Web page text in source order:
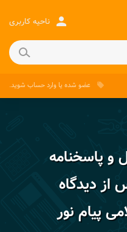
person ناحیه کاربری
local_offer عضو شده یاوارد حساب شوید.
و پاسخنامه
از دیدگاه
پیام نور